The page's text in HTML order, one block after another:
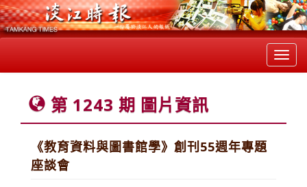
第 1243 期 圖片資訊
《教育資料與圖書館學》創刊55週年專題
座談會